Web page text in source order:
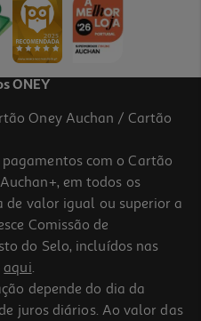
ONEY
Oney Auchan / Cartão
com o Cartão
em todos os
de valor igual ou superior a
Comissão de
do Selo, incluídos nas
aqui.
depende do dia da
juros diários. Ao valor das